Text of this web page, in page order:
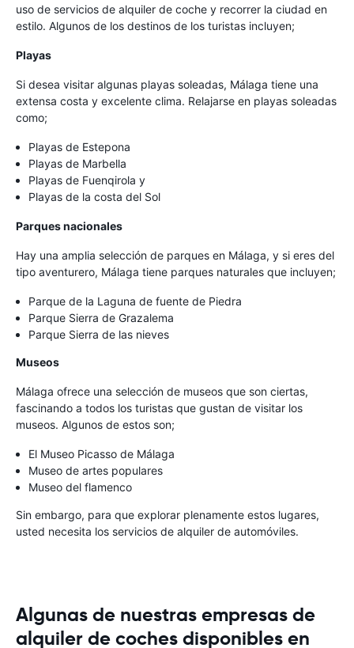
uso de servicios de alquiler de coche y recorrer la ciudad en
estilo. Algunos de los destinos de los turistas incluyen;
Playas
Si desea visitar algunas playas soleadas, Málaga tiene una
extensa costa y excelente clima. Relajarse en playas soleadas
como;
Playas de Estepona
Playas de Marbella
Playas de Fuenqirola y
Playas de la costa del Sol
Parques nacionales
Hay una amplia selección de parques en Málaga, y si eres del
tipo aventurero, Málaga tiene parques naturales que incluyen;
Parque de la Laguna de fuente de Piedra
Parque Sierra de Grazalema
Parque Sierra de las nieves
Museos
Málaga ofrece una selección de museos que son ciertas,
fascinando a todos los turistas que gustan de visitar los
museos. Algunos de estos son;
El Museo Picasso de Málaga
Museo de artes populares
Museo del flamenco
Sin embargo, para que explorar plenamente estos lugares,
usted necesita los servicios de alquiler de automóviles.
Algunas de nuestras empresas de
alquiler de coches disponibles en